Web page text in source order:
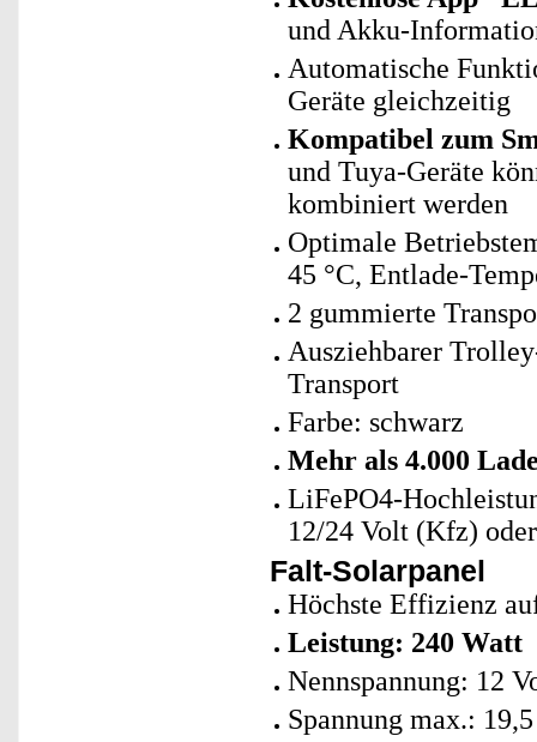
und Akku-
Automatische
Geräte gleichzeitig
Kompatibel zum
und Tuya-Geräte
kombiniert werden
Optimale
45 °C, Entlade-
2 gummierte
Ausziehbarer
Transport
Farbe: schwarz
Mehr als 4.000
LiFePO4-
12/24 Volt (Kfz)
Falt-Solarpanel
Höchste Effizienz
Leistung: 240 Watt
Nennspannung: 12
Spannung max.: